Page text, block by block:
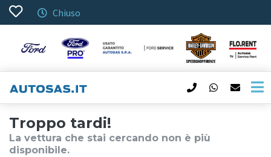
Chiuso
Troppo tardi!
La vettura che stai cercando non è più
disponibile.